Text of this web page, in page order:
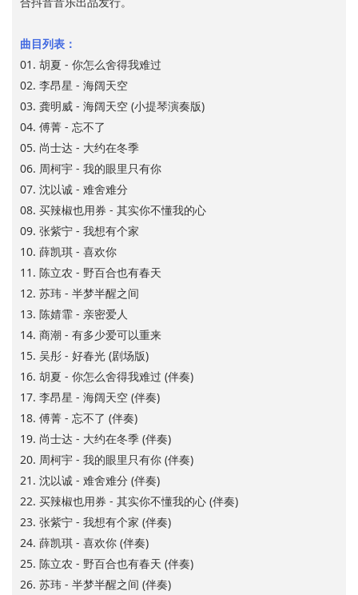
曲目列表：
01. 胡夏 - 你怎么舍得我难过
02. 李昂星 - 海阔天空
03. 龚明威 - 海阔天空 (小提琴演奏版)
04. 傅菁 - 忘不了
05. 尚士达 - 大约在冬季
06. 周柯宇 - 我的眼里只有你
07. 沈以诚 - 难舍难分
08. 买辣椒也用券 - 其实你不懂我的心
09. 张紫宁 - 我想有个家
10. 薛凯琪 - 喜欢你
11. 陈立农 - 野百合也有春天
12. 苏玮 - 半梦半醒之间
13. 陈婧霏 - 亲密爱人
14. 商潮 - 有多少爱可以重来
15. 吴彤 - 好春光 (剧场版)
16. 胡夏 - 你怎么舍得我难过 (伴奏)
17. 李昂星 - 海阔天空 (伴奏)
18. 傅菁 - 忘不了 (伴奏)
19. 尚士达 - 大约在冬季 (伴奏)
20. 周柯宇 - 我的眼里只有你 (伴奏)
21. 沈以诚 - 难舍难分 (伴奏)
22. 买辣椒也用券 - 其实你不懂我的心 (伴奏)
23. 张紫宁 - 我想有个家 (伴奏)
24. 薛凯琪 - 喜欢你 (伴奏)
25. 陈立农 - 野百合也有春天 (伴奏)
26. 苏玮 - 半梦半醒之间 (伴奏)